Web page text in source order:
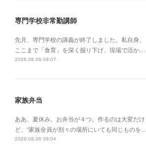
専門学校非常勤講師
先月、専門学校の講義が終了しました。私自身、
ここまで「食育」を深く掘り下げ、現場で活か…
2026.08.06 09:07
家族弁当
ああ、夏休み。お弁当が４つ。作るのは大変だけ
ど、“家族全員が別々の場所にいても同じものを…
2026.08.06 09:04